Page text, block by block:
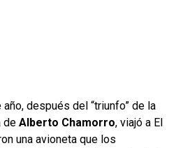
después del “triunfo” de la
de Alberto Chamorro, viajó a El
una avioneta que los